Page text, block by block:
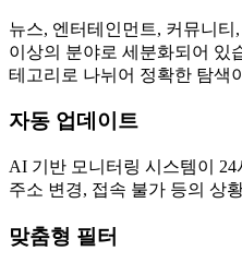
뉴스, 엔터테인먼트, 커뮤니티
이상의 분야로 세분화되어 있
테고리로 나뉘어 정확한 탐색
자동 업데이트
AI 기반 모니터링 시스템이
주소 변경, 접속 불가 등의 상
맞춤형 필터